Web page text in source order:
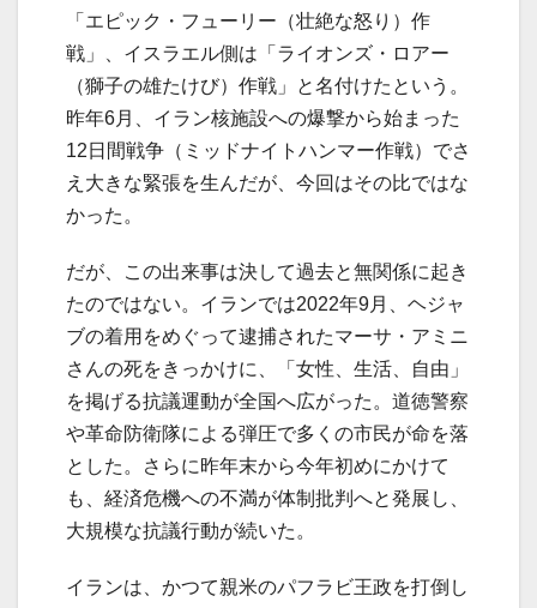
「エピック・フューリー（壮絶な怒り）作
戦」、イスラエル側は「ライオンズ・ロアー
（獅子の雄たけび）作戦」と名付けたという。
昨年6月、イラン核施設への爆撃から始まった
12日間戦争（ミッドナイトハンマー作戦）でさ
え大きな緊張を生んだが、今回はその比ではな
かった。
だが、この出来事は決して過去と無関係に起き
たのではない。イランでは2022年9月、ヘジャ
ブの着用をめぐって逮捕されたマーサ・アミニ
さんの死をきっかけに、「女性、生活、自由」
を掲げる抗議運動が全国へ広がった。道徳警察
や革命防衛隊による弾圧で多くの市民が命を落
とした。さらに昨年末から今年初めにかけて
も、経済危機への不満が体制批判へと発展し、
大規模な抗議行動が続いた。
イランは、かつて親米のパフラビ王政を打倒し